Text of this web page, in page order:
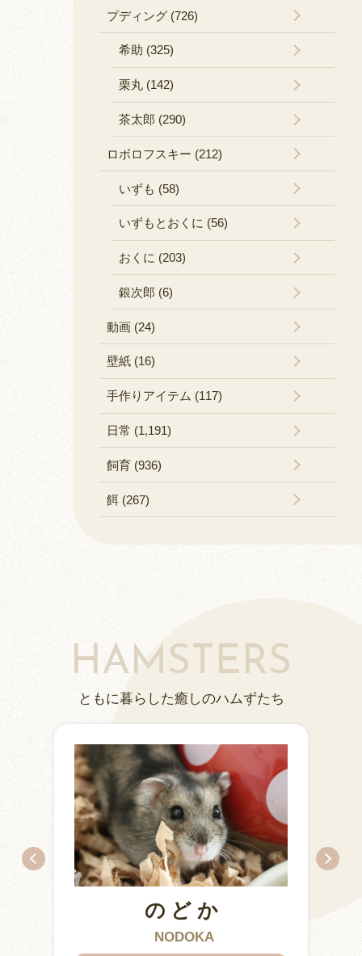
プディング (726)
希助 (325)
栗丸 (142)
茶太郎 (290)
ロボロフスキー (212)
いずも (58)
いずもとおくに (56)
おくに (203)
銀次郎 (6)
動画 (24)
壁紙 (16)
手作りアイテム (117)
日常 (1,191)
飼育 (936)
餌 (267)
HAMSTERS
ともに暮らした癒しのハムずたち
KURIMARU
のどか
NODOKA
CHITOSE
CHATARO
IZUMO & OKUNI
ARARE
KISUKE